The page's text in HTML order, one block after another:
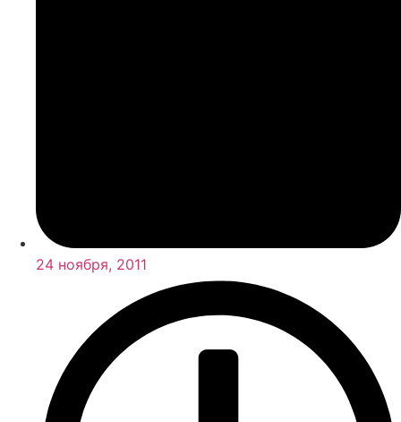
24 ноября, 2011